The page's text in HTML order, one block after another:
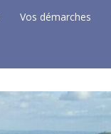
Vos démarches